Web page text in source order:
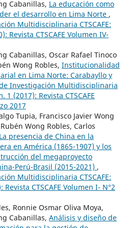
Cabanillas, La educación como
el desarrollo en Lima Norte ,
Multidisciplinaria CTSCAFE:
Revista CTSCAFE Volumen IV-
Cabanillas, Oscar Rafael Tinoco
Wong Robles, Institucionalidad
en Lima Norte: Carabayllo y
Investigación Multidisciplinaria
1 (2017): Revista CTSCAFE
2017
Tupia, Francisco Javier Wong
Wong Robles, Carlos
La presencia de China en la
en América (1865-1907) y los
del megaproyecto
Perú-Brasil (2015-2021) ,
Multidisciplinaria CTSCAFE:
CTSCAFE Volumen I- N°2
Ronnie Osmar Oliva Moya,
Cabanillas, Análisis y diseño de